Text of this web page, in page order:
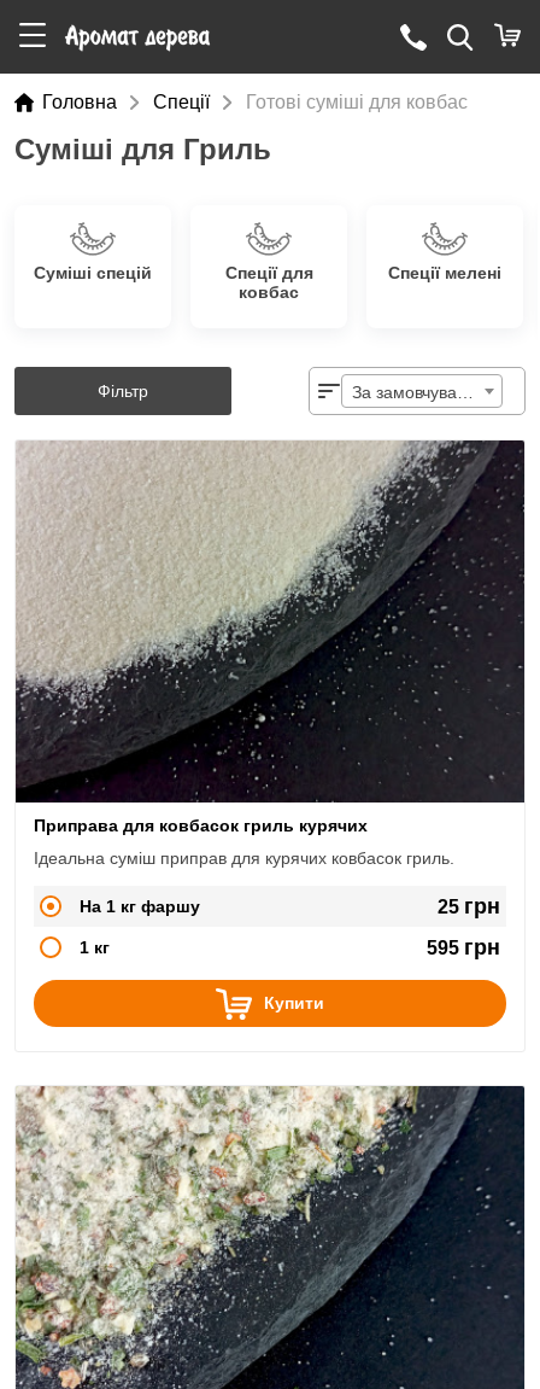
Головна Cпеції Готові суміші для ковбас
Суміші для Гриль
Суміші спецій
Спеції для
ковбас
Спеції мелені
Фільтр
Приправа для ковбасок гриль курячих
Ідеальна суміш приправ для курячих ковбасок гриль.
На 1 кг фаршу 25 грн
1 кг 595 грн
Купити